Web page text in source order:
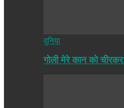
दुनिया
गोली मेरे कान को